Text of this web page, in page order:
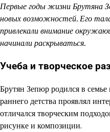
Первые годы жизни Брутяна
новых возможностей. Его
привлекали внимание
начинали раскрываться.
Учеба и творческое
Брутян Зепюр родился в
раннего детства проявлял
отличался творческим
рисунке и композиции.